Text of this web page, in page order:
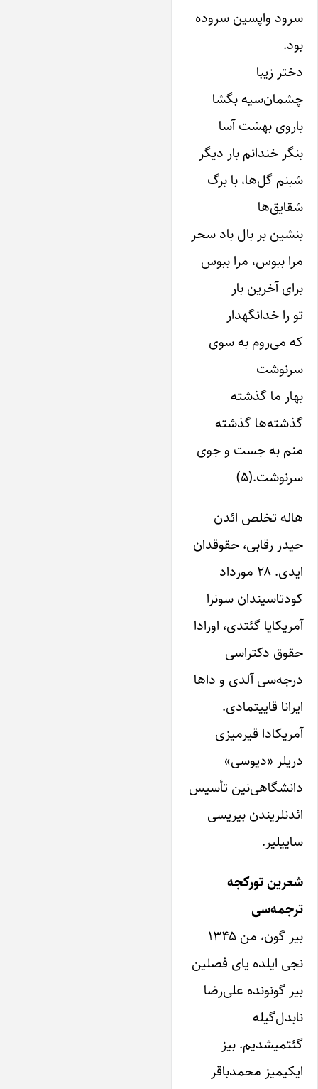
سرود واپسین سروده
بود.
دختر زیبا
چشمان‌سیه بگشا
باروی بهشت آسا
بنگر خندانم بار دیگر
شبنم گل‌ها‌، با برگ
شقایق‌ها‌
بنشین بر بال باد سحر
مرا ببوس، مرا ببوس
برای آخرین بار
تو را خدانگهدار
که می‌روم به سوی
سرنوشت
بهار ما گذشته
گذشته‌ها‌ گذشته
منم به جست و جوی
سرنوشت.(۵)
هاله تخلص ائدن
حیدر رقابی، حقوقدان
‌ایدی. ۲۸ مورداد
کودتاسیندان سونرا
آمریکایا گئتدی، اورادا
حقوق دکتراسی
درجه‌سی آلدی و داها
‌ایرانا قاییتمادی.
آمریکادا قیرمیزی
دریلر «دیوسی»
دانشگاهی‌نین تأسیس
ائدنلریندن بیریسی
ساییلیر.
شعرین تورکجه
ترجمه‌سی
بیر گون، من ۱۳۴۵
نجی ‌ایلده ‌یای فصلین
بیر گونونده علی‌رضا
نابدل‌گیله
گئتمیشدیم. بیز
‌ایکیمیز محمدباقر